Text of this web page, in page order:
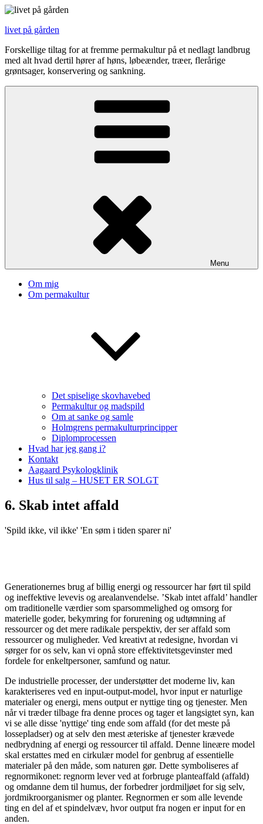
Videre
indhold
livet på gården
Forskellige tiltag for at fremme permakultur på et nedlagt landbrug
med alt hvad dertil hører af høns, løbeænder, træer, flerårige
grøntsager, konservering og sankning.
Menu
Om mig
Om permakultur
Det spiselige skovhavebed
Permakultur og madspild
Om at sanke og samle
Holmgrens permakulturprincipper
Diplomprocessen
Hvad har jeg gang i?
Kontakt
Aagaard Psykologklinik
Hus til salg – HUSET ER SOLGT
6. Skab intet affald
'Spild ikke, vil ikke' 'En søm i tiden sparer ni'
Generationernes brug af billig energi og ressourcer har ført til spild
og ineffektive levevis og arealanvendelse. ’Skab intet affald’ handler
om traditionelle værdier som sparsommelighed og omsorg for
materielle goder, bekymring for forurening og udtømning af
ressourcer og det mere radikale perspektiv, der ser affald som
ressourcer og muligheder. Ved kreativt at redesigne, hvordan vi
sørger for os selv, kan vi opnå store effektivitetsgevinster med
fordele for enkeltpersoner, samfund og natur.
De industrielle processer, der understøtter det moderne liv, kan
karakteriseres ved en input-output-model, hvor input er naturlige
materialer og energi, mens output er nyttige ting og tjenester. Men
når vi træder tilbage fra denne proces og tager et langsigtet syn, kan
vi se alle disse 'nyttige' ting ende som affald (for det meste på
lossepladser) og at selv den mest æteriske af tjenester krævede
nedbrydning af energi og ressourcer til affald. Denne lineære model
skal erstattes med en cirkulær model for genbrug af essentielle
materialer på den måde, som naturen gør. Dette symboliseres af
regnormikonet: regnorm lever ved at forbruge planteaffald (affald)
og omdanne dem til humus, der forbedrer jordmiljøet for sig selv,
jordmikroorganismer og planter. Regnormen er som alle levende
ting en del af et spindelvæv, hvor output fra nogen er input for en
anden.